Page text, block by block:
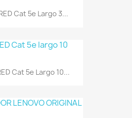
Cat 5e Largo 3...
Cat 5e Largo 10...